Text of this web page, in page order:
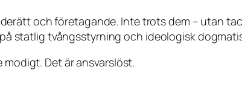
och företagande. Inte trots dem – utan
statlig tvångsstyrning och ideologisk
Det är ansvarslöst.